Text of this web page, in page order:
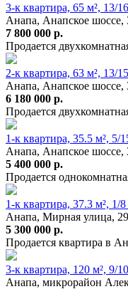
3-к квартира, 65 м², 13/
Анапа, Анапское шоссе,
7 800 000 р.
Продается
2-к квартира, 63 м², 13/
Анапа, Анапское шоссе,
6 180 000 р.
Продается
1-к квартира, 35.5 м², 5/
Анапа, Анапское шоссе,
5 400 000 р.
Продается
1-к квартира, 37.3 м², 1/8
Анапа, Мирная улица,
5 300 000 р.
Продается квартира в
3-к квартира, 120 м², 9/
Анапа, микрорайон